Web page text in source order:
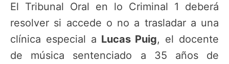
El Tribunal Oral en lo Criminal 1 deberá
resolver si accede o no a trasladar a una
clínica especial a Lucas Puig, el docente
de música sentenciado a 35 años de